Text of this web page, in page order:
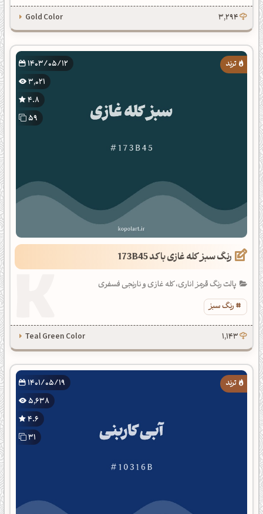
3,294
Gold Color
1403/05/12
3,021
4.8
59
رنگ سبز کله غازی با کد 173B45
پالت رنگ قرمز اناری، کله غازی و نارنجی فسفری
رنگ سبز
1,143
Teal Green Color
1401/05/19
5,638
4.6
31